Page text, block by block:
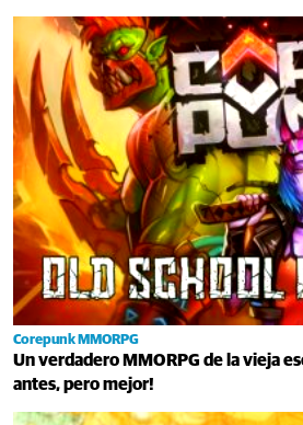
Corepunk MMORPG
Un verdadero MMORPG de la vieja
antes, pero mejor!